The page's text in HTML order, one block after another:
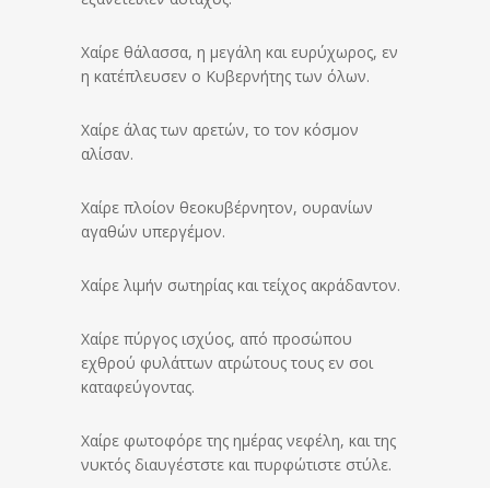
Χαίρε θάλασσα, η μεγάλη και ευρύχωρος, εν
η κατέπλευσεν ο Κυβερνήτης των όλων.
Χαίρε άλας των αρετών, το τον κόσμον
αλίσαν.
Χαίρε πλοίον θεοκυβέρνητον, ουρανίων
αγαθών υπεργέμον.
Χαίρε λιμήν σωτηρίας και τείχος ακράδαντον.
Χαίρε πύργος ισχύος, από προσώπου
εχθρού φυλάττων ατρώτους τους εν σοι
καταφεύγοντας.
Χαίρε φωτοφόρε της ημέρας νεφέλη, και της
νυκτός διαυγέστστε και πυρφώτιστε στύλε.